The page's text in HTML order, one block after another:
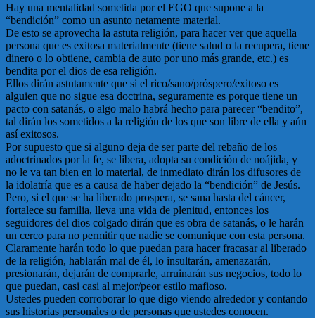
Hay una mentalidad sometida por el EGO que supone a la
“bendición” como un asunto netamente material.
De esto se aprovecha la astuta religión, para hacer ver que aquella
persona que es exitosa materialmente (tiene salud o la recupera, tiene
dinero o lo obtiene, cambia de auto por uno más grande, etc.) es
bendita por el dios de esa religión.
Ellos dirán astutamente que si el rico/sano/próspero/exitoso es
alguien que no sigue esa doctrina, seguramente es porque tiene un
pacto con satanás, o algo malo habrá hecho para parecer “bendito”,
tal dirán los sometidos a la religión de los que son libre de ella y aún
así exitosos.
Por supuesto que si alguno deja de ser parte del rebaño de los
adoctrinados por la fe, se libera, adopta su condición de noájida, y
no le va tan bien en lo material, de inmediato dirán los difusores de
la idolatría que es a causa de haber dejado la “bendición” de Jesús.
Pero, si el que se ha liberado prospera, se sana hasta del cáncer,
fortalece su familia, lleva una vida de plenitud, entonces los
seguidores del dios colgado dirán que es obra de satanás, o le harán
un cerco para no permitir que nadie se comunique con esta persona.
Claramente harán todo lo que puedan para hacer fracasar al liberado
de la religión, hablarán mal de él, lo insultarán, amenazarán,
presionarán, dejarán de comprarle, arruinarán sus negocios, todo lo
que puedan, casi casi al mejor/peor estilo mafioso.
Ustedes pueden corroborar lo que digo viendo alrededor y contando
sus historias personales o de personas que ustedes conocen.